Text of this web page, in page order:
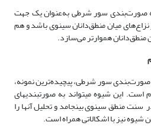
صورت‌بندی سور شرطی به‌عنوان یک جهت
نزاع‌های میان منطق‌دانان سینوی باشد و هم
منطق‌دانان هموار‌تر می‌سازد.
سور شرطی، پیچیده‌ترین نمونه،
است. این شیوه می­تواند به صورت­بندی­های
منطق سینوی بینجامد و تحلیل آنها را
نیز با اشکالاتی همراه است.